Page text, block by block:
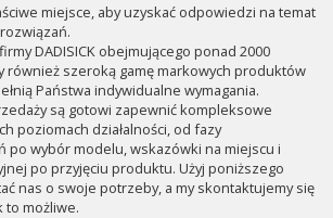
miejsce, aby uzyskać odpowiedzi na temat
DADISICK obejmującego ponad 2000
szeroką gamę markowych produktów
Państwa indywidualne wymagania.
są gotowi zapewnić kompleksowe
poziomach działalności, od fazy
po wybór modelu, wskazówki na miejscu i
po przyjęciu produktu. Użyj poniższego
nas o swoje potrzeby, a my skontaktujemy się
to możliwe.